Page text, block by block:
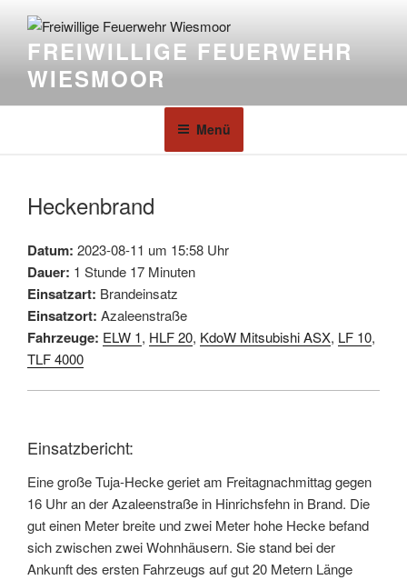
FREIWILLIGE FEUERWEHR
WIESMOOR
Menü
Heckenbrand
Datum: 2023-08-11 um 15:58 Uhr
Dauer: 1 Stunde 17 Minuten
Einsatzart: Brandeinsatz
Einsatzort: Azaleenstraße
Fahrzeuge: ELW 1, HLF 20, KdoW Mitsubishi ASX, LF 10,
TLF 4000
Einsatzbericht:
Eine große Tuja-Hecke geriet am Freitagnachmittag gegen
16 Uhr an der Azaleenstraße in Hinrichsfehn in Brand. Die
gut einen Meter breite und zwei Meter hohe Hecke befand
sich zwischen zwei Wohnhäusern. Sie stand bei der
Ankunft des ersten Fahrzeugs auf gut 20 Metern Länge